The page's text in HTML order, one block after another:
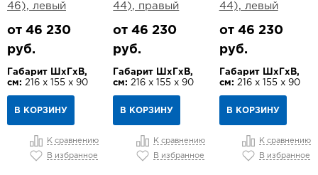
46), левый
от 46 230
руб.
Габарит ШхГхВ,
см: 216 х 155 х 90
В КОРЗИНУ
К сравнению
В избранное
44), правый
от 46 230
руб.
Габарит ШхГхВ,
см: 216 х 155 х 90
В КОРЗИНУ
К сравнению
В избранное
44), левый
от 46 230
руб.
Габарит ШхГхВ,
см: 216 х 155 х 90
В КОРЗИНУ
К сравнению
В избранное